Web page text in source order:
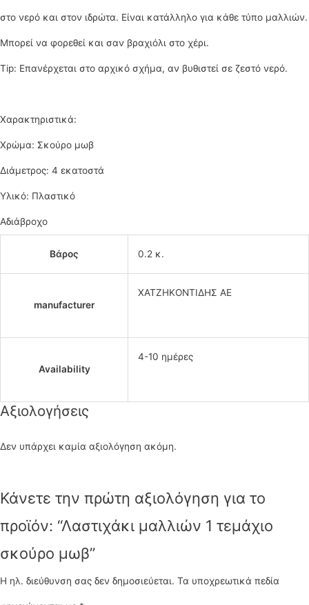
στο νερό και στον ιδρώτα. Είναι κατάλληλο για κάθε τύπο μαλλιών.
Μπορεί να φορεθεί και σαν βραχιόλι στο χέρι.
Tip: Επανέρχεται στο αρχικό σχήμα, αν βυθιστεί σε ζεστό νερό.
Χαρακτηριστικά:
Χρώμα: Σκούρο μωβ
Διάμετρος: 4 εκατοστά
Υλικό: Πλαστικό
Αδιάβροχο
Βάρος 0.2 κ.
manufacturer
ΧΑΤΖΗΚΟΝΤΙΔΗΣ ΑΕ
Availability
4-10 ημέρες
Αξιολογήσεις
Δεν υπάρχει καμία αξιολόγηση ακόμη.
Κάνετε την πρώτη αξιολόγηση για το
προϊόν: “Λαστιχάκι μαλλιών 1 τεμάχιο
σκούρο μωβ”
Η ηλ. διεύθυνση σας δεν δημοσιεύεται. Τα υποχρεωτικά πεδία